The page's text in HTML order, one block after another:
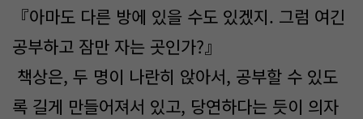
『아마도 다른 방에 있을 수도 있겠지. 그럼 여긴
공부하고 잠만 자는 곳인가?』
책상은, 두 명이 나란히 앉아서, 공부할 수 있도
록 길게 만들어져서 있고, 당연하다는 듯이 의자